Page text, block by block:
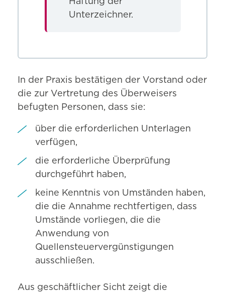
Unterzeichner.
In der Praxis bestätigen der Vorstand oder
die zur Vertretung des Überweisers
befugten Personen, dass sie:
über die erforderlichen Unterlagen
verfügen,
die erforderliche Überprüfung
durchgeführt haben,
keine Kenntnis von Umständen haben,
die die Annahme rechtfertigen, dass
Umstände vorliegen, die die
Anwendung von
Quellensteuervergünstigungen
ausschließen.
Aus geschäftlicher Sicht zeigt die